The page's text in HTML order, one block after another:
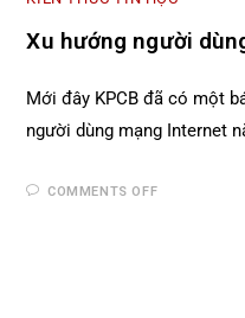
Xu hướng người
Mới đây KPCB đã có một
người dùng mạng Internet
COMMENTS OFF